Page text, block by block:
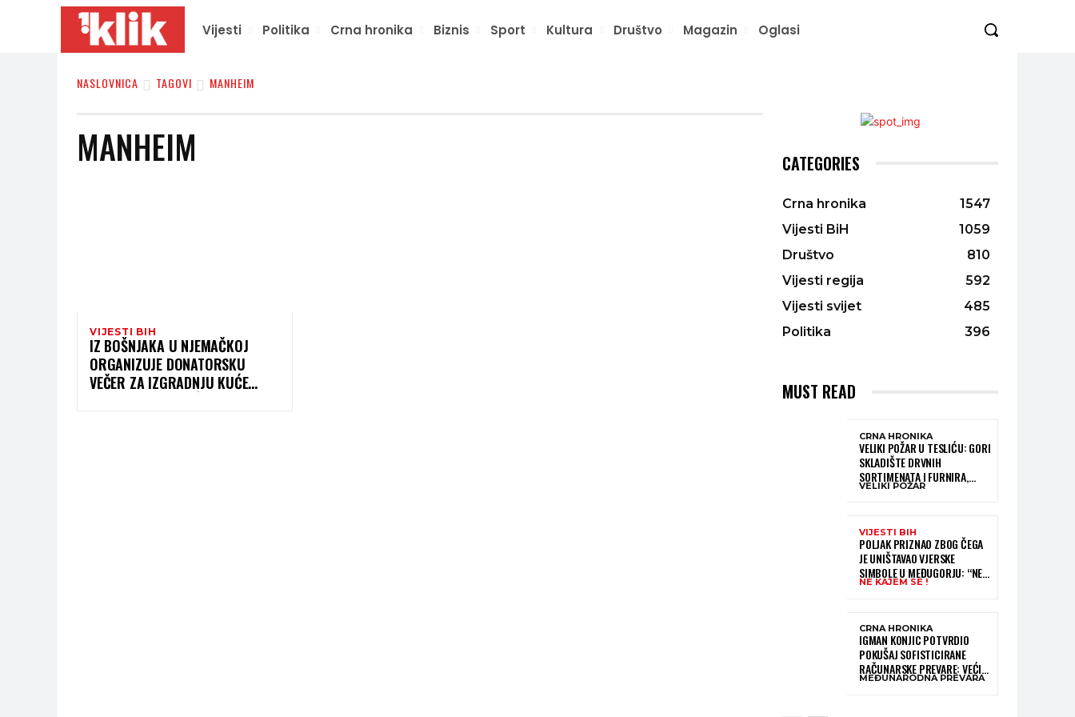
Vijesti Politika Crna hronika Biznis Sport Kultura Društvo Magazin Oglasi
NASLOVNICA TAGOVI MANHEIM
MANHEIM
VIJESTI BIH
IZ BOŠNJAKA U NJEMAČKOJ
ORGANIZUJE DONATORSKU
VEČER ZA IZGRADNJU KUĆE
CATEGORIES
Crna hronika
1547
Vijesti BiH
1059
Društvo
810
Vijesti regija
592
Vijesti svijet
485
Politika
396
MUST READ
CRNA HRONIKA
VELIKI POŽAR U TESLIĆU: GORI
SKLADIŠTE DRVNIH
SORTIMENATA I FURNIRA,
VATROGASCIMA STIŽE POMOĆ
VELIKI POŽAR
VIJESTI BIH
POLJAK PRIZNAO ZBOG ČEGA
JE UNIŠTAVAO VJERSKE
SIMBOLE U MEĐUGORJU: “NE
KAJEM SE I PONOVIO BIH SVE”
NE KAJEM SE !
CRNA HRONIKA
IGMAN KONJIC POTVRDIO
POKUŠAJ SOFISTICIRANE
RAČUNARSKE PREVARE: VEĆI
DIO NOVCA BLOKIRAN,
MEĐUNARODNA PREVARA